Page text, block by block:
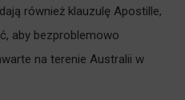
również klauzulę Apostille,
aby bezproblemowo
na terenie Australii w